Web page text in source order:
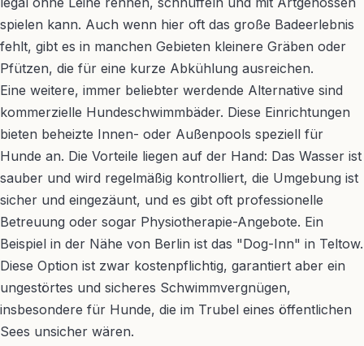
spielen kann. Auch wenn hier oft das große Badeerlebnis
fehlt, gibt es in manchen Gebieten kleinere Gräben oder
Pfützen, die für eine kurze Abkühlung ausreichen.
Eine weitere, immer beliebter werdende Alternative sind
kommerzielle Hundeschwimmbäder. Diese Einrichtungen
bieten beheizte Innen- oder Außenpools speziell für
Hunde an. Die Vorteile liegen auf der Hand: Das Wasser ist
sauber und wird regelmäßig kontrolliert, die Umgebung ist
sicher und eingezäunt, und es gibt oft professionelle
Betreuung oder sogar Physiotherapie-Angebote. Ein
Beispiel in der Nähe von Berlin ist das "Dog-Inn" in Teltow.
Diese Option ist zwar kostenpflichtig, garantiert aber ein
ungestörtes und sicheres Schwimmvergnügen,
insbesondere für Hunde, die im Trubel eines öffentlichen
Sees unsicher wären.